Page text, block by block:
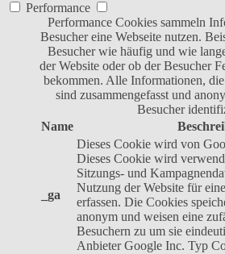
Performance
Performance Cookies sammeln
Besucher eine Webseite nutzen.
Besucher wie häufig und wie
der Website oder ob der Besucher
bekommen. Alle Informationen,
sind zusammengefasst und
Besucher
Name
_ga
Dieses Cookie wird von
Dieses Cookie wird
Sitzungs- und
Nutzung der Website für
erfassen. Die Cookies
anonym und weisen eine
Besuchern zu um sie
Anbieter Google Inc. Typ